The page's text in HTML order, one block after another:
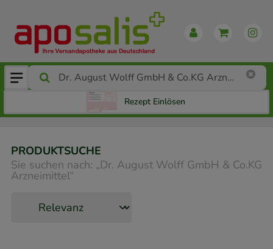
Rezept Einlösen
PRODUKTSUCHE
Sie suchen nach: „Dr. August Wolff GmbH & Co.KG
Arzneimittel“